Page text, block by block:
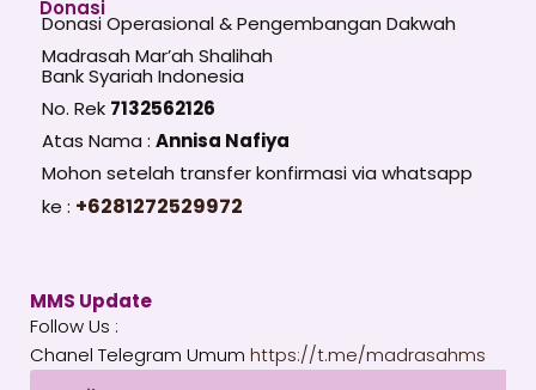
Donasi
Donasi Operasional & Pengembangan Dakwah
Madrasah Mar’ah Shalihah
Bank Syariah Indonesia
No. Rek 7132562126
Atas Nama : Annisa Nafiya
Mohon setelah transfer konfirmasi via whatsapp
ke : +6281272529972
MMS Update
Follow Us :
Chanel Telegram Umum https://t.me/madrasahms